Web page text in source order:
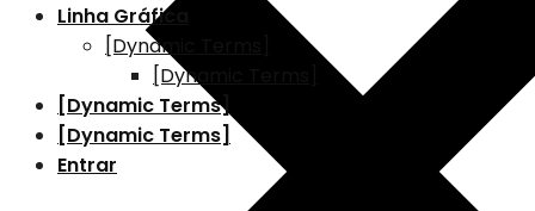
Linha Gráfica
[Dynamic Terms]
[Dynamic Terms]
[Dynamic Terms]
[Dynamic Terms]
Entrar